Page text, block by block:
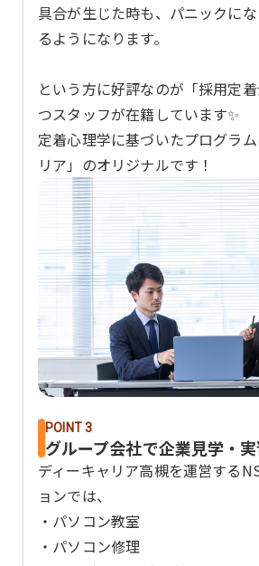
具合が生じた時も、パニックに
るようになります。
という方に好評なのが「採用定
つスタッフが在籍しています✨
定着心理学に基づいたプログラ
リア」のオリジナルです！
POINT 3
グループ会社で企業見学・
ディーキャリア高槻を運営する
ョンでは、
・パソコン教室
・パソコン修理